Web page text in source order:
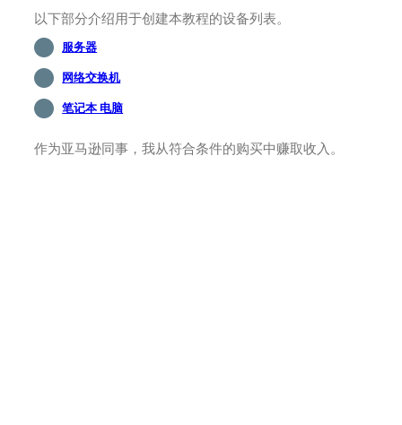
以下部分介绍用于创建本教程的设备列表。
服务器
网络交换机
笔记本 电脑
作为亚马逊同事，我从符合条件的购买中赚取收入。